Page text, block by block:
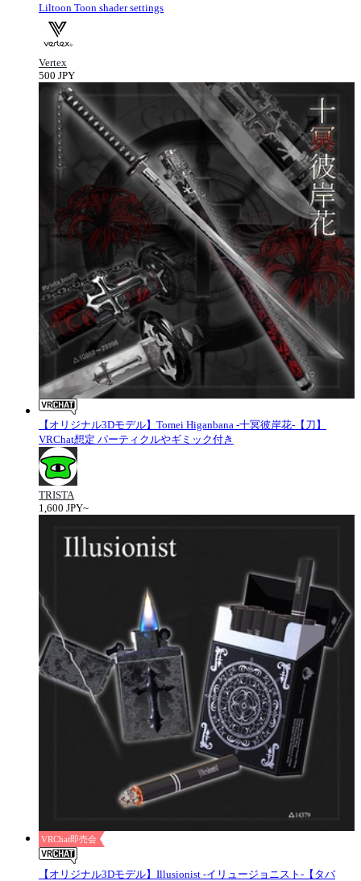
Liltoon Toon shader settings
Vertex
500 JPY
【オリジナル3Dモデル】Tomei Higanbana -十冥彼岸花-【刀】
VRChat想定 パーティクルやギミック付き
TRISTA
1,600 JPY~
VRChat即売会
【オリジナル3Dモデル】Illusionist -イリュージョニスト-【タバ